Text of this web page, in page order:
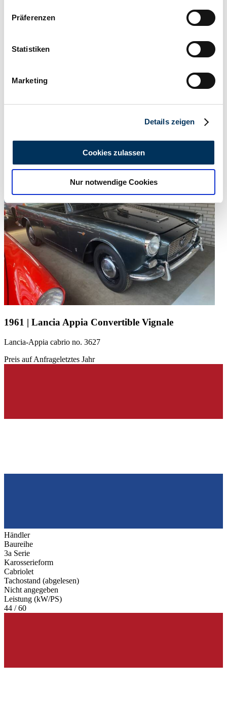
Informationen über Ihre geografische Lage
können
bestimmten Merkmalen (Fingerprinting) identifizieren
Erfahren Sie mehr darüber, wie Ihre persönlichen Daten
analysieren. Außerdem geben wir Informationen zu Ihrer
Verwendung unserer Website an unsere Partner für
soziale Medien, Werbung und Analysen weiter. Unsere
Partner führen diese Informationen möglicherweise mit
weiteren Daten zusammen, die Sie ihnen bereitgestellt
haben oder die sie im Rahmen Ihrer Nutzung der Dienste
gesammelt haben.
Datenschutzerklärung
Präferenzen
Statistiken
Marketing
Details zeigen
Cookies zulassen
Nur notwendige Cookies
Abgelaufenes Inserat
1961 | Lancia Appia Convertible Vignale
Lancia-Appia cabrio no. 3627
Preis auf Anfrageletztes Jahr
Händler
Baureihe
3a Serie
Karosserieform
Cabriolet
Tachostand (abgelesen)
Nicht angegeben
Leistung (kW/PS)
44 / 60